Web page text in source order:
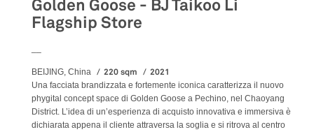
Golden Goose - BJ Taikoo Li
Flagship Store
BEIJING, China 220 sqm 2021
Una facciata brandizzata e fortemente iconica caratterizza il nuovo
phygital concept space di Golden Goose a Pechino, nel Chaoyang
District. L’idea di un’esperienza di acquisto innovativa e immersiva è
dichiarata appena il cliente attraversa la soglia e si ritrova al centro